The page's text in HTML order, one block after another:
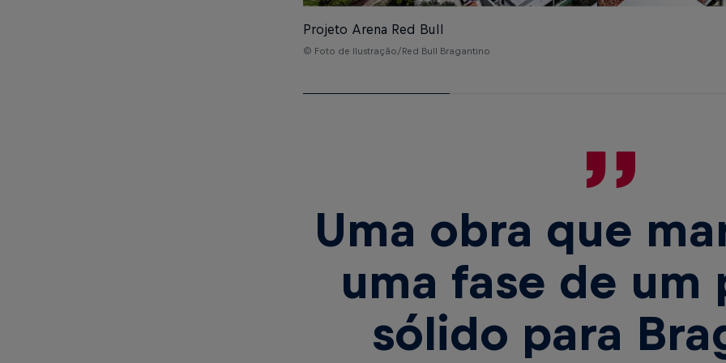
Projeto Arena Red Bull
© Foto de Ilustração/Red Bull Bragantino
Uma obra que
uma fase de um
sólido para